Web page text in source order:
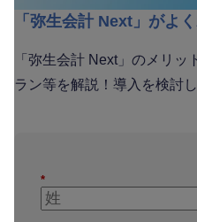
「弥生会計 Next」がよ
「弥生会計 Next」のメリ
ラン等を解説！導入を検討
*